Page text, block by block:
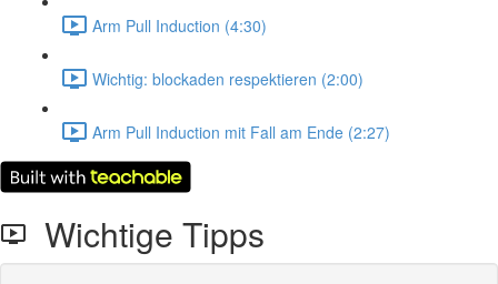
Arm Pull Induction (4:30)
Wichtig: blockaden respektieren (2:00)
Arm Pull Induction mit Fall am Ende (2:27)
Wichtige Tipps